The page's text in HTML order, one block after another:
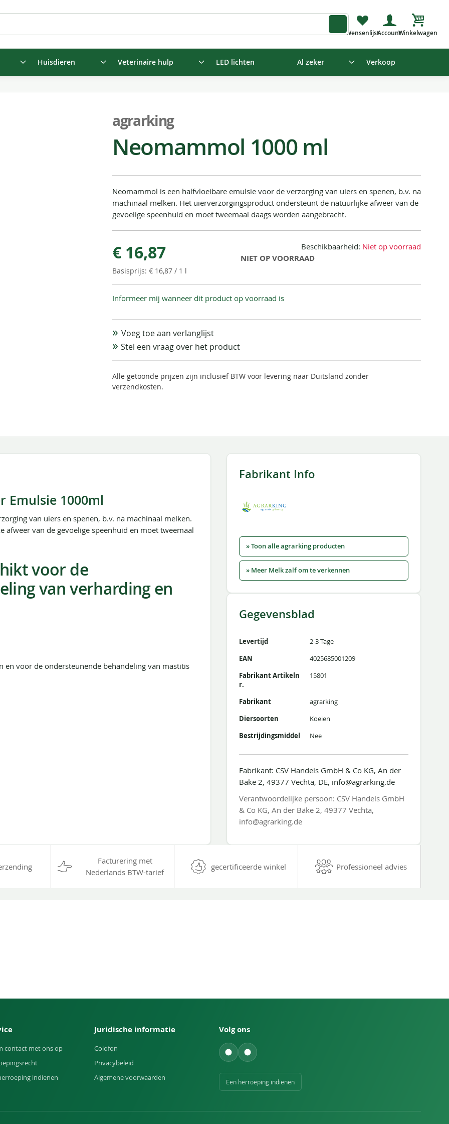
Huisdieren Veterinaire hulp LED lichten Al zeker Verkoop
agrarking
Neomammol 1000 ml
Neomammol is een halfvloeibare emulsie voor de verzorging van uiers en spenen, b.v. na
machinaal melken. Het uierverzorgingsproduct ondersteunt de natuurlijke afweer van de
gevoelige speenhuid en moet tweemaal daags worden aangebracht.
€ 16,87
€ 16,87 / 1 l
Beschikbaarheid: Niet op voorraad
NIET OP VOORRAAD
Informeer mij wanneer dit product op voorraad is
Voeg toe aan verlanglijst
Stel een vraag over het product
Alle getoonde prijzen zijn inclusief BTW voor levering naar Duitsland zonder
verzendkosten.
Emulsie 1000ml
van uiers en spenen, b.v. na machinaal melken.
van de gevoelige speenhuid en moet tweemaal
voor de
van verharding en
voor de ondersteunende behandeling van mastitis
Fabrikant Info
» Toon alle agrarking producten
» Meer Melk zalf om te verkennen
Gegevensblad
Levertijd
2-3 Tage
EAN
4025685001209
Fabrikant Artikeln
r.
15801
Fabrikant
agrarking
Diersoorten
Koeien
Bestrijdingsmiddel
Nee
Fabrikant: CSV Handels GmbH & Co KG, An der
Bäke 2, 49377 Vechta, DE, info@agrarking.de
Verantwoordelijke persoon: CSV Handels GmbH
& Co KG, An der Bäke 2, 49377 Vechta,
info@agrarking.de
Facturering met
Nederlands BTW-tarief
gecertificeerde winkel Professioneel advies
contact met ons op
indienen
Juridische informatie
Colofon
Privacybeleid
Algemene voorwaarden
Volg ons
Een herroeping indienen